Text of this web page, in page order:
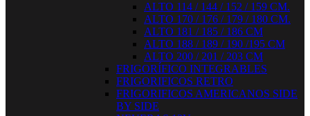
ALTO 114 / 144 / 152 / 159 CM.
ALTO 170 / 176 / 179 / 180 CM.
ALTO 181 / 185 / 186 CM
ALTO 188 / 189 / 190 /195 CM
ALTO 200 / 201 / 203 CM
FRIGORÍFICO INTEGRABLES
FRIGORIFICOS RETRO
FRIGORIFICOS AMERICANOS SIDE
BY SIDE